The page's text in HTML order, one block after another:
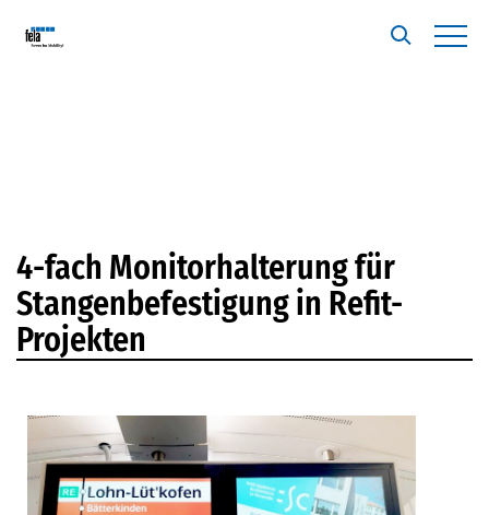
4-fach Monitorhalterung für
Stangenbefestigung in Refit-
Projekten